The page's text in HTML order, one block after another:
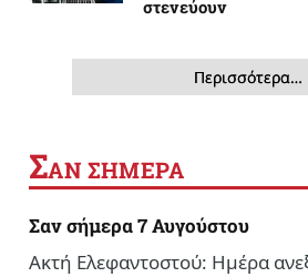
στενεύουν
Περισσότερα…
ΣΑΝ ΣΗΜΕΡΑ
Σαν σήμερα 7 Αυγούστου
Ακτή Ελεφαντοστού: Ημέρα